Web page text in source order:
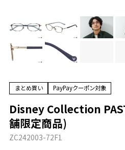
まとめ買い PayPayクーポン対象
Disney Collection
舗限定商品)
ZC242003-72F1